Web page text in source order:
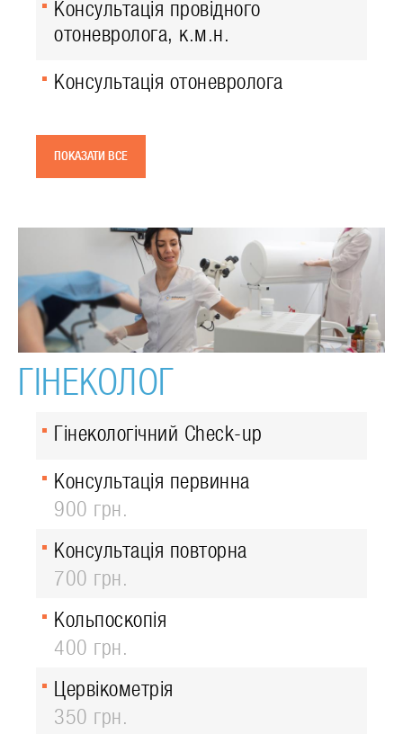
Консультація провідного
отоневролога, к.м.н.
Консультація отоневролога
ПОКАЗАТИ ВСЕ
ГІНЕКОЛОГ
Гінекологічний Check-up
Консультація первинна
900 грн.
Консультація повторна
700 грн.
Кольпоскопія
400 грн.
Цервікометрія
350 грн.